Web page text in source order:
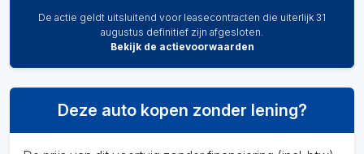
De actie geldt uitsluitend voor leasecontracten die uiterlijk 31
augustus definitief zijn afgesloten.
Bekijk de actievoorwaarden
Deze auto kopen zonder lening?